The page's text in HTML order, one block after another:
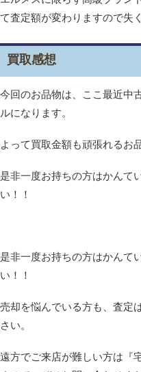
て査定額が変わりますので失
買取感想
今回のお品物は、ここ最近中
ルになります。
よって買取金額も頑張れるお
是非一度お持ちの方はかんて
い！！
是非一度お持ちの方はかんて
い！！
売却を悩んでいる方も、査定
さい。
遠方でご来店が難しい方は『